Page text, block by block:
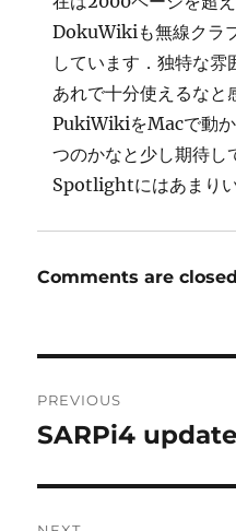
DokuWikiも無線クラ
しています．独特な
あれで十分使えるなと
PukiWikiをMacで動
つのかなと少し期待し
Spotlightにはあまり
Comments are
navigation
PREVIOUS
Previous
SARPi4 update